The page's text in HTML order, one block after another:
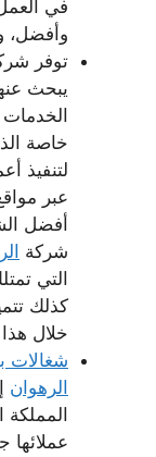
في
وأفضل،
توفر
يبحث
الخدمات
خاصة
لتنفيذ
عبر
أفضل
شركة
التي
كذلك
خلال
شغالات
الرهوان
المملكة
عملائها